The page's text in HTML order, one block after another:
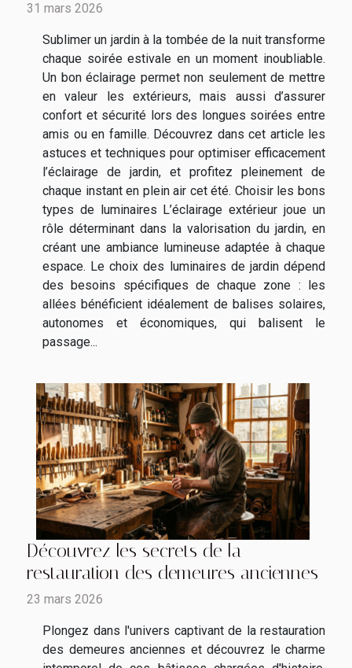
31 mars 2026
Sublimer un jardin à la tombée de la nuit transforme
chaque soirée estivale en un moment inoubliable.
Un bon éclairage permet non seulement de mettre
en valeur les extérieurs, mais aussi d’assurer
confort et sécurité lors des longues soirées entre
amis ou en famille. Découvrez dans cet article les
astuces et techniques pour optimiser efficacement
l’éclairage de jardin, et profitez pleinement de
chaque instant en plein air cet été. Choisir les bons
types de luminaires L’éclairage extérieur joue un
rôle déterminant dans la valorisation du jardin, en
créant une ambiance lumineuse adaptée à chaque
espace. Le choix des luminaires de jardin dépend
des besoins spécifiques de chaque zone : les
allées bénéficient idéalement de balises solaires,
autonomes et économiques, qui balisent le
passage...
Découvrez les secrets de la
restauration des demeures anciennes
23 mars 2026
Plongez dans l'univers captivant de la restauration
des demeures anciennes et découvrez le charme